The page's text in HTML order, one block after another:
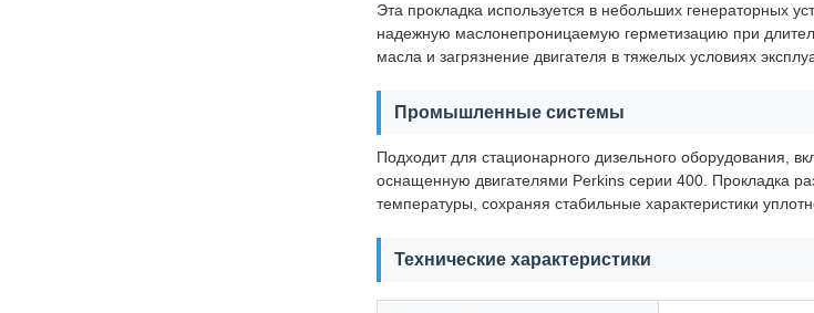
Эта прокладка используется в небольших генераторных
надежную маслонепроницаемую герметизацию при
масла и загрязнение двигателя в тяжелых условиях
Промышленные системы
Подходит для стационарного дизельного оборудования,
оснащенную двигателями Perkins серии 400. Прокладка
температуры, сохраняя стабильные характеристики
Технические характеристики